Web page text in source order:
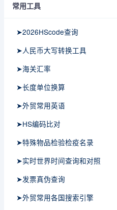
常用工具
➤2026HScode查询
➤人民币大写转换工具
➤海关汇率
➤长度单位换算
➤外贸常用英语
➤HS编码比对
➤特殊物品检验检疫名录
➤实时世界时间查询和对照
➤发票真伪查询
➤外贸常用各国搜索引擎